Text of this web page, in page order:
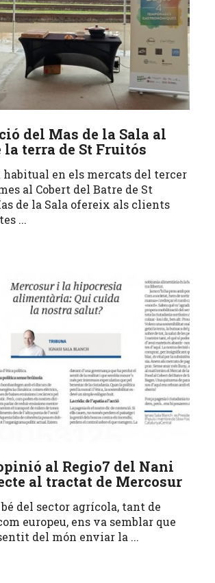
del Mas de la Sala al
la terra de St Fruitós
habitual en els mercats del tercer
al Cobert del Batre de St
de la Sala ofereix als clients
...
al Regio7 del Nani
al tractat de Mercosur
del sector agrícola, tant de
europeu, ens va semblar que
del món enviar la ...